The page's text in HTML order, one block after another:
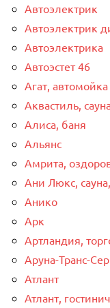
Автоэлектрик
Автоэлектрик
Автоэлектрика
Автоэстет 46
Агат, автомойка
Аквастиль,
Алиса, баня
Альянс
Амрита,
Ани Люкс,
Анико
Арк
Артландия,
Аруна-Транс-
Атлант
Атлант,